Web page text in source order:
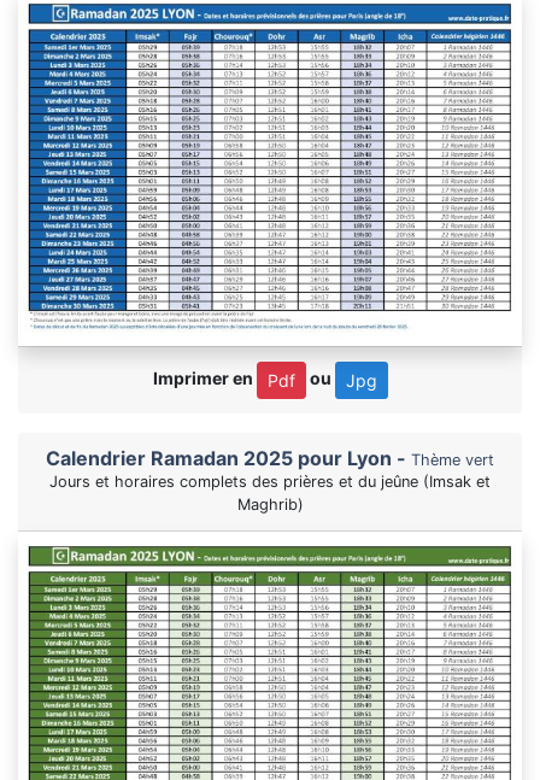
Imprimer en Pdf ou Jpg
Calendrier Ramadan 2025 pour Lyon - Thème vert
Jours et horaires complets des prières et du jeûne (Imsak et
Maghrib)